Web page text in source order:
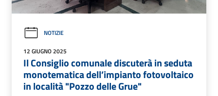
NOTIZIE
12 GIUGNO 2025
Il Consiglio comunale discuterà in seduta
monotematica dell’impianto fotovoltaico
in località "Pozzo delle Grue"